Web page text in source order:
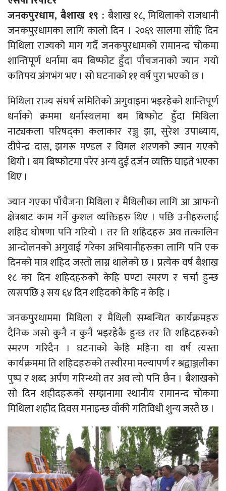
जनकपुरधाम, बैशाख १९ :बैशाख १८, मिथिलाको राजधानी
जनकपुरधामका लागि कालो दिन । २०६९ सालमा सोहि दिन
मिथिला राज्यको माग गर्दै जनकपुरधामको रामानन्द चोकमा
शान्तिपूर्ण धर्नामा बम बिष्फोट हुँदा पाँचजनाको ज्यान गयो
कतिपय अंगभंग भए । सो घटनाको ११ वर्ष पुरा भएको छ ।
मिथिला राज्य संघर्ष समितिको अगुवाइमा भइरहेको शान्तिपूर्ण
धर्नाको क्रममा धर्नास्थलमा बम बिष्फोट हुँदा मिथिला
नाट्यकला परिषद्का कलाकार रञ्जु झा, सुरेश उपाध्याय,
दीपेन्द्र दास, झगरू मण्डल र विमल शरणको ज्यान गएको
थियो । बम बिष्फोटमा परेर अन्य दुई दर्जन व्यक्ति घाइते भएका
थिए ।
ज्यान गएका पाँचैजना मिथिला र मैथिलीका लागि आ आफनो
क्षेत्रबाट काम गर्ने कुशल व्यक्तिहरु थिए । पछि उनीहरुलाई
शहिद घोषणा पनि गरियो । तर ति शहिदहरु अव तत्कालिन
आन्दोलनको अगुवाई गरेका अभियानीहरुका लागि पनि एक
दिनको मात्र शहिद जस्तो लाग्न थालेको छ । प्रत्येक वर्ष बैशाख
१८ का दिन शहिदहरुको केहि घण्टा स्मरण र चर्चा हुन्छ
त्यसपछि ३ सय ६४ दिन शहिदको केहि न केहि ।
जनकपुरधाममा मिथिला र मैथिली सम्बन्धित कार्यक्रमहरु
दैनिक जसो कुनै न कुनै भइरहेकै हुन्छ तर ति शहिदहरुको
स्मरण गरिदैन । घटनाको केहि महिना वा वर्ष त्यस्ता
कार्यक्रममा ति शहिदहरुको तस्वीरमा मल्यापर्ण र श्रद्वाञ्जलीका
पुष्प र शब्द अर्पण गरिन्थ्यो तर अव त्यो पनि छैन । बैशाखको
सो दिन शहीदहरूको सम्झनामा स्थानीय रामानन्द चोकमा
मिथिला शहीद दिवस मनाइन्छ वाँकी गतिविधी शुन्य जस्तै छ ।